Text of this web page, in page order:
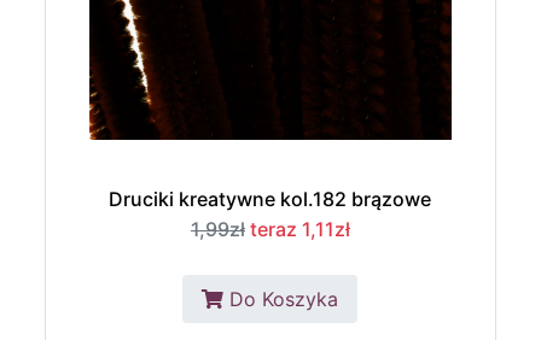
Druciki kreatywne kol.182 brązowe
1,99zł teraz 1,11zł
Do Koszyka